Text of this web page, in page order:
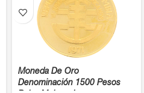
Moneda De Oro
Denominación 1500 Pesos